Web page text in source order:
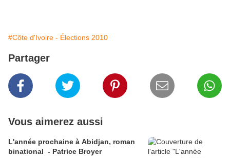
#Côte d'Ivoire - Élections 2010
Partager
Vous aimerez aussi
L'année prochaine à Abidjan, roman
binational - Patrice Broyer